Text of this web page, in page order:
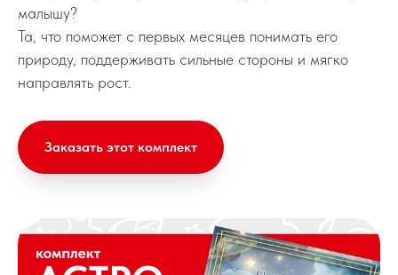
малышу?
Та, что поможет с первых месяцев понимать его
природу, поддерживать сильные стороны и мягко
направлять рост.
Заказать этот комплект